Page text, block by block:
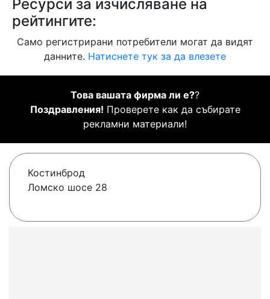
Ресурси за изчисляване на
рейтингите:
Само регистрирани потребители могат да видят
данните. Натиснете тук за да влезете
Това вашата фирма ли е??
Поздравления! Проверете как да събирате
рекламни материали!
Костинброд
Ломско шосе 28